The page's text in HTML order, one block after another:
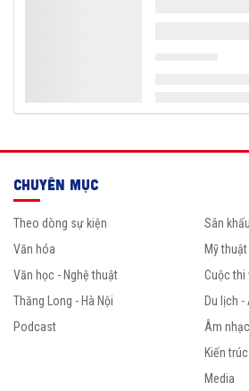
CHUYÊN MỤC
Theo dòng sự kiện
Văn hóa
Văn học - Nghệ thuật
Thăng Long - Hà Nội
Podcast
Sân
Mỹ
Cuộc thi
Du lịch -
Âm
Kiến trúc
Media